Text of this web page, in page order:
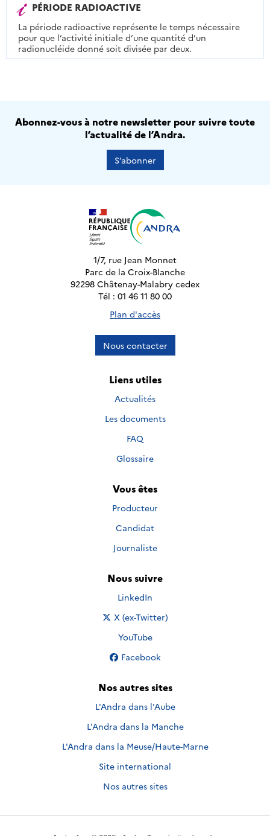
PÉRIODE RADIOACTIVE
La période radioactive représente le temps nécessaire
pour que l’activité initiale d’une quantité d’un
radionucléide donné soit divisée par deux.
Abonnez-vous à notre newsletter pour suivre toute
l’actualité de l’Andra.
S’abonner
1/7, rue Jean Monnet
Parc de la Croix-Blanche
92298 Châtenay-Malabry cedex
Tél : 01 46 11 80 00
Plan d'accès
Nous contacter
Liens utiles
Actualités
Les documents
FAQ
Glossaire
Vous êtes
Producteur
Candidat
Journaliste
Nous suivre
Nous suivre sur
LinkedIn
Nous suivre sur
X (ex-Twitter)
Nous suivre sur
YouTube
Nous suivre sur
Facebook
Nos autres sites
L'Andra dans l'Aube
L'Andra dans la Manche
L'Andra dans la Meuse/Haute-Marne
Site international
Nos autres sites